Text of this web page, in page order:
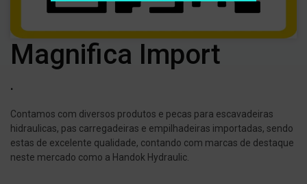
Magnifica Import
.
Contamos com diversos produtos e pecas para escavadeiras
hidraulicas, pas carregadeiras e empilhadeiras importadas, sendo
estas de excelente qualidade, contando com marcas de destaque
neste mercado como a Handok Hydraulic.